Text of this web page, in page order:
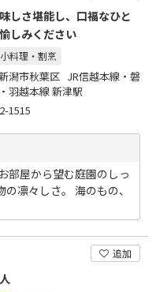
しさ堪能し、口福なひと
しみください
小料理・割烹
潟市秋葉区 JR信越本線・磐
羽越本線 新津駅
1515
部屋から望む庭園のしっ
凛々しさ。 海のもの、
追加